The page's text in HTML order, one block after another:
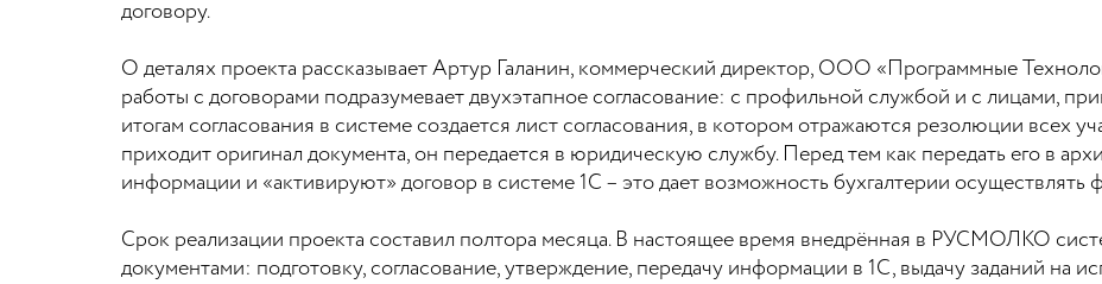
договору.
О деталях проекта рассказывает Артур Галанин, коммерческий директор, ООО «Программные
работы с договорами подразумевает двухэтапное согласование: с профильной службой и с лицами,
итогам согласования в системе создается лист согласования, в котором отражаются резолюции всех
приходит оригинал документа, он передается в юридическую службу. Перед тем как передать его в
информации и «активируют» договор в системе 1С – это дает возможность бухгалтерии осуществлять
Срок реализации проекта составил полтора месяца. В настоящее время внедрённая в РУСМОЛКО
документами: подготовку, согласование, утверждение, передачу информации в 1С, выдачу заданий на